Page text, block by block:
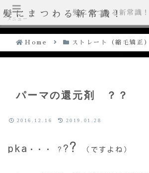
髪にまつわる新常識！
Home ストレート（縮毛矯正）
パーマの還元剤 ？？
2016.12.16 2019.01.28
pka ・・・ ? ?? （ですよね）
メニュー
髪にまつわる新常識！